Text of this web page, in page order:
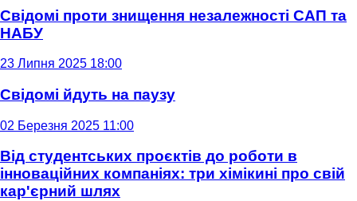
Свідомі проти знищення незалежності САП та
НАБУ
23 Липня 2025 18:00
Свідомі йдуть на паузу
02 Березня 2025 11:00
Від студентських проєктів до роботи в
інноваційних компаніях: три хімікині про свій
кар'єрний шлях